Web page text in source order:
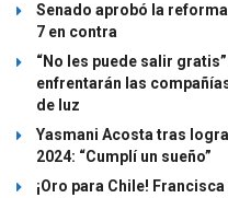
Senado aprobó la
7 en contra
“No les puede salir
enfrentarán las
de luz
Yasmani Acosta tras
2024: “Cumplí un sueño”
¡Oro para Chile!